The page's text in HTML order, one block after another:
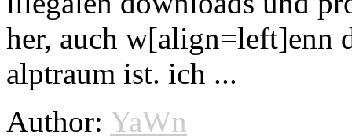
her, auch w[align=left]enn
alptraum ist. ich ...
Author: YaWn